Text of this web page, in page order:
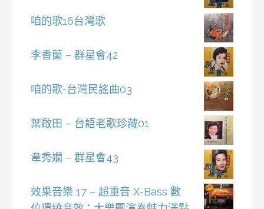
咱的歌16台灣歌
李香蘭 – 群星會42
咱的歌-台灣民謠曲03
葉啟田 – 台語老歌珍藏01
韋秀嫻 – 群星會43
效果音樂 17 – 超重音 X-Bass 數